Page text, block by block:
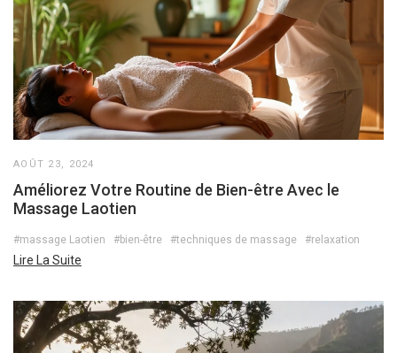
AOÛT 23, 2024
Améliorez Votre Routine de Bien-être Avec le
Massage Laotien
#massage Laotien #bien-être #techniques de massage #relaxation
Lire La Suite